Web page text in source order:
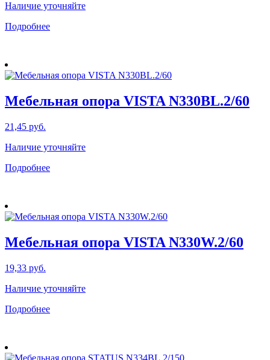
Наличие уточняйте
Подробнее
Мебельная опора VISTA N330BL.2/60
21,45 руб.
Наличие уточняйте
Подробнее
Мебельная опора VISTA N330W.2/60
19,33 руб.
Наличие уточняйте
Подробнее